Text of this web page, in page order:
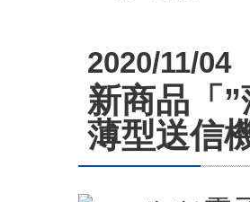
2020/11/04
新商品「
薄型送信